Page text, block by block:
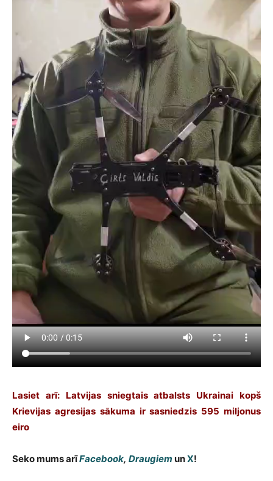
Lasiet arī: Latvijas sniegtais atbalsts Ukrainai kopš
Krievijas agresijas sākuma ir sasniedzis 595 miljonus
eiro
Seko mums arīFacebook, Draugiem unX!